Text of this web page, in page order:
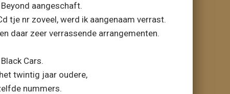
aangeschaft.
tje nr zoveel, werd ik aangenaam verrast.
daar zeer verrassende arrangementen.
Cars.
twintig jaar oudere,
nummers.